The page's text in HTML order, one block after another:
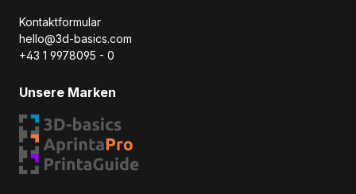
Kontaktformular
hello@3d-basics.com
+43 1 9978095 - 0
Unsere Marken